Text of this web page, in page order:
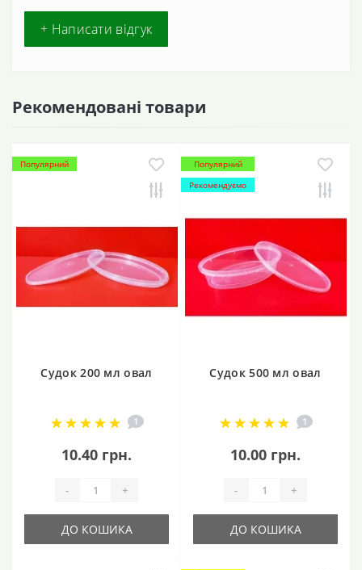
+ Написати відгук
Рекомендовані товари
Популярний
Судок 200 мл овал
1
10.40 грн.
- +
ДО КОШИКА
Популярний
Рекомендуємо
Судок 500 мл овал
1
10.00 грн.
- +
ДО КОШИКА